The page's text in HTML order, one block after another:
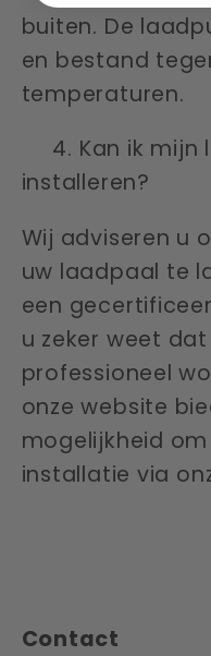
buiten. De
en bestand
temperaturen.
4. Kan ik mijn
installeren?
Wij adviseren u
uw laadpaal te
een
u zeker weet
professioneel
onze website
mogelijkheid
installatie via
Contact